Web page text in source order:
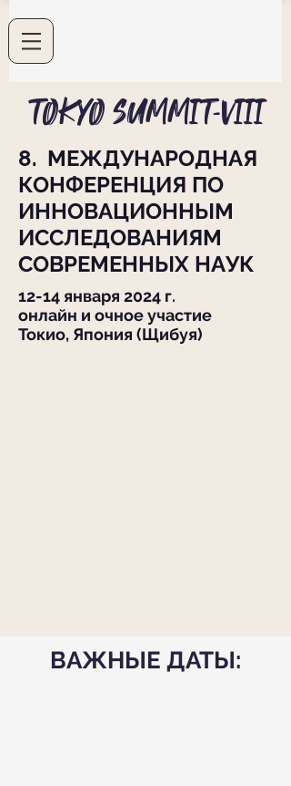
TOKYO SUMMIT-VIII
8. МЕЖДУНАРОДНАЯ
КОНФЕРЕНЦИЯ ПО
ИННОВАЦИОННЫМ
ИССЛЕДОВАНИЯМ
СОВРЕМЕННЫХ НАУК
12-14 января 2024 г.
онлайн и очное участие
Токио, Япония (Щибуя)
ВАЖНЫЕ ДАТЫ: